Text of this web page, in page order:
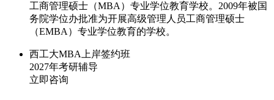
工商管理硕士（MBA）专业学位教育学校。2009年被国
务院学位办批准为开展高级管理人员工商管理硕士
（EMBA）专业学位教育的学校。
西工大MBA上岸签约班
2027年考研辅导
立即咨询